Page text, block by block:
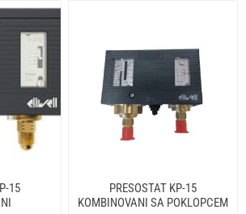
15
PRESOSTAT KP-15
KOMBINOVANI SA POKLOPCEM